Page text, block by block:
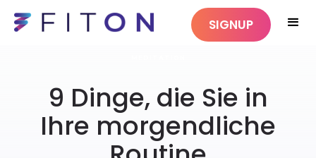
SIGNUP
9 Dinge, die Sie in
Ihre morgendliche